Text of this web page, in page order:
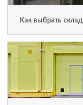
Как выбрать